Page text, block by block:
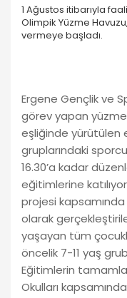
1 Ağustos itibarıyla
Olimpik Yüzme
vermeye başladı.
Ergene Gençlik ve
görev yapan
eşliğinde yürütülen
gruplarındaki
16.30’a kadar
eğitimlerine
projesi
olarak
yaşayan tüm
öncelik 7-11 yaş
Eğitimlerin
Okulları